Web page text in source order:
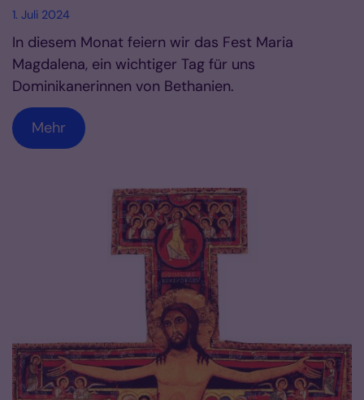
1. Juli 2024
In diesem Monat feiern wir das Fest Maria
Magdalena, ein wichtiger Tag für uns
Dominikanerinnen von Bethanien.
Mehr